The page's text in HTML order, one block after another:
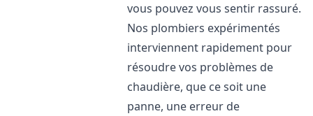
vous pouvez vous sentir rassuré.
Nos plombiers expérimentés
interviennent rapidement pour
résoudre vos problèmes de
chaudière, que ce soit une
panne, une erreur de